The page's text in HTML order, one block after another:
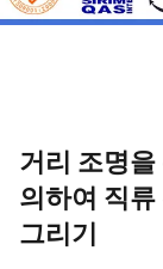
거리 조명
의하여 직
그리기